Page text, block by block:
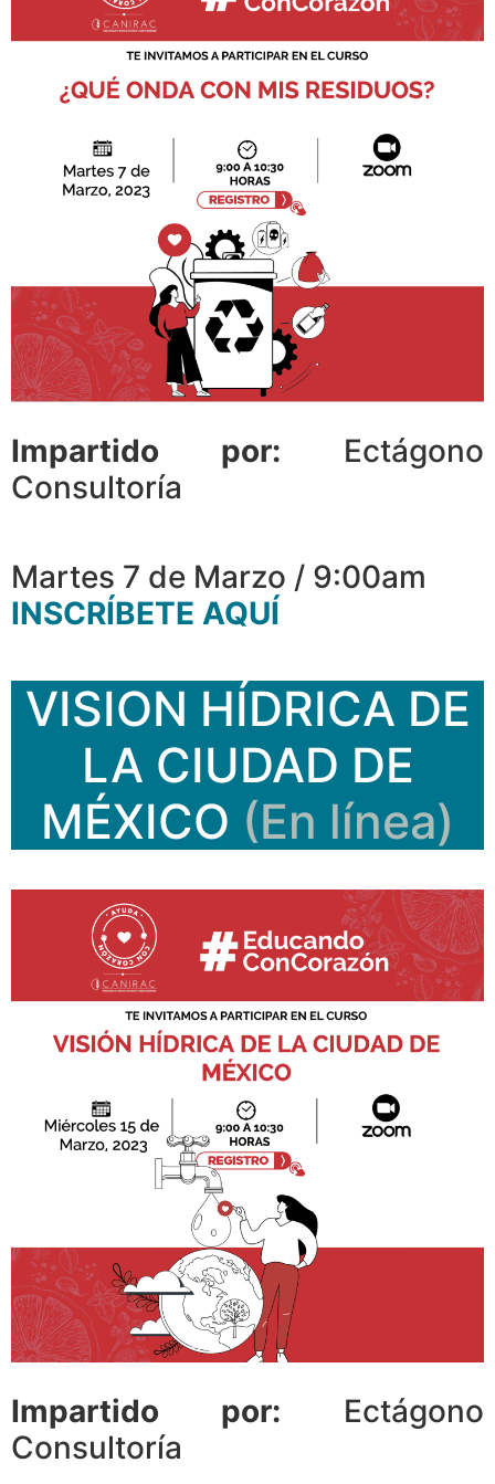
Impartido por: Ectágono
Consultoría
Martes 7 de Marzo / 9:00am
INSCRÍBETE AQUÍ
VISION HÍDRICA DE
LA CIUDAD DE
MÉXICO (En línea)
Impartido por: Ectágono
Consultoría